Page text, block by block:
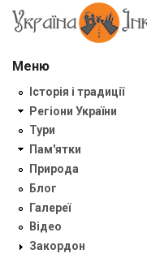
Меню
Історія і традиції
Регіони України
Тури
Пам'ятки
Природа
Блог
Галереї
Відео
Закордон